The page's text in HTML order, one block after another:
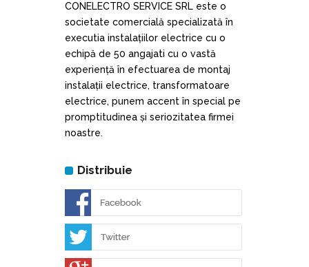
CONELECTRO SERVICE SRL este o
societate comercială specializată în
executia instalațiilor electrice cu o
echipă de 50 angajati cu o vastă
experiență în efectuarea de montaj
instalații electrice, transformatoare
electrice, punem accent în special pe
promptitudinea și seriozitatea firmei
noastre.
Distribuie